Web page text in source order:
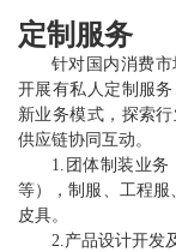
定制服务
针对国内消费
开展有私人定制服
新业务模式，探索
供应链协同互动。
1.团体制装业
等），制服、工程服
皮具。
2.产品设计开发